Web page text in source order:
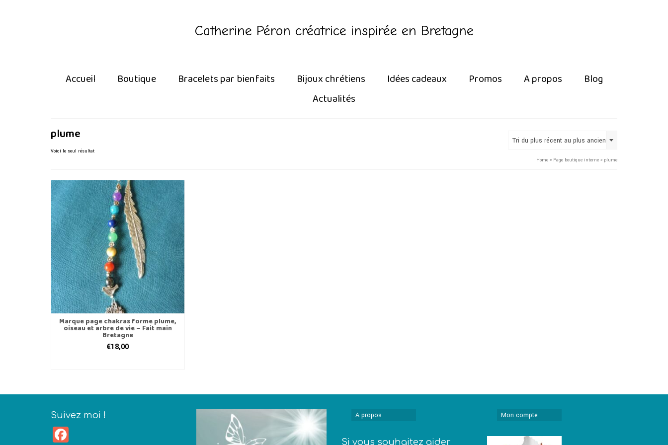
Catherine Péron créatrice inspirée en Bretagne
Accueil Boutique Bracelets par bienfaits Bijoux chrétiens Idées cadeaux Promos A propos
Blog
Actualités
plume
Voici le seul résultat
Tri du plus récent au plus ancien
Home » Page boutique interne » plume
Marque page chakras forme plume,
oiseau et arbre de vie – Fait main
Bretagne
€18,00
Suivez moi ! A propos
Si vous souhaitez aider
Mon compte